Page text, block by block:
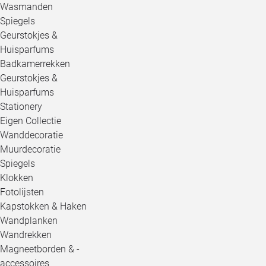
Wasmanden
Spiegels
Geurstokjes &
Huisparfums
Badkamerrekken
Geurstokjes &
Huisparfums
Stationery
Eigen Collectie
Wanddecoratie
Muurdecoratie
Spiegels
Klokken
Fotolijsten
Kapstokken & Haken
Wandplanken
Wandrekken
Magneetborden & -
accessoires